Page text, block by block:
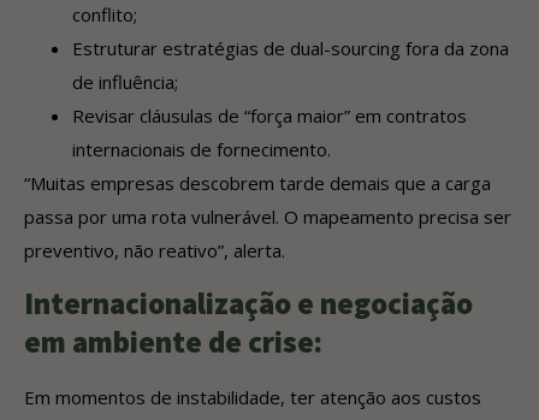
conflito;
Estruturar estratégias de dual-sourcing fora da zona
de influência;
Revisar cláusulas de “força maior” em contratos
internacionais de fornecimento.
“Muitas empresas descobrem tarde demais que a carga
passa por uma rota vulnerável. O mapeamento precisa ser
preventivo, não reativo”, alerta.
Internacionalização e negociação
em ambiente de crise:
Em momentos de instabilidade, ter atenção aos custos